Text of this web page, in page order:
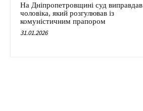
На Дніпропетровщині суд виправдав
чоловіка, який розгулював із
комуністичним прапором
31.01.2026